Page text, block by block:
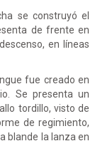
se construyó el
de frente en
en líneas
fue creado en
Se presenta un
tordillo, visto de
de regimiento,
blande la lanza en